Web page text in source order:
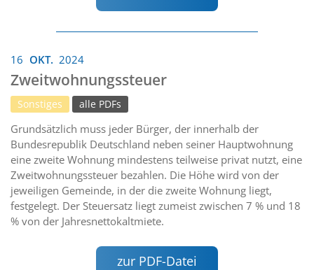
16 OKT. 2024
Zweitwohnungssteuer
Sonstiges alle PDFs
Grundsätzlich muss jeder Bürger, der innerhalb der
Bundesrepublik Deutschland neben seiner Hauptwohnung
eine zweite Wohnung mindestens teilweise privat nutzt, eine
Zweitwohnungssteuer bezahlen. Die Höhe wird von der
jeweiligen Gemeinde, in der die zweite Wohnung liegt,
festgelegt. Der Steuersatz liegt zumeist zwischen 7 % und 18
% von der Jahresnettokaltmiete.
zur PDF-Datei